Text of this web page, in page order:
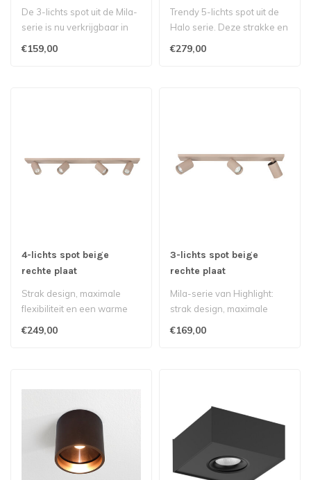
De 3-lichts spot uit de Mila-
serie is nu verkrijgbaar in
een stijlvolle beige ti..
€159,00
Trendy 5-lichts spot uit de
Halo serie. Deze strakke en
leuke spot is uitgevoerd..
€279,00
4-lichts spot beige
rechte plaat
Strak design, maximale
flexibiliteit en een warme
€249,00
3-lichts spot beige
rechte plaat
Mila-serie van Highlight:
strak design, maximale
€169,00